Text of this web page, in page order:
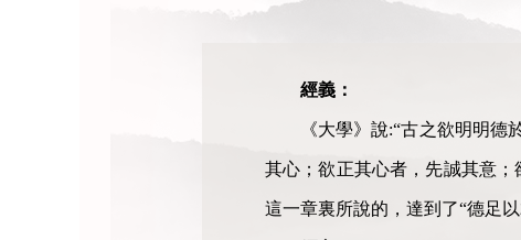
經義：
《大學》說:“古之欲明明
其心；欲正其心者，先誠其意
這一章裏所說的，達到了“德足